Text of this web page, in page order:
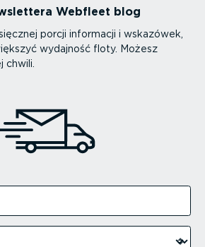
Webfleet blog
porcji informacji i wskazówek,
wydajność floty. Możesz
chwili.